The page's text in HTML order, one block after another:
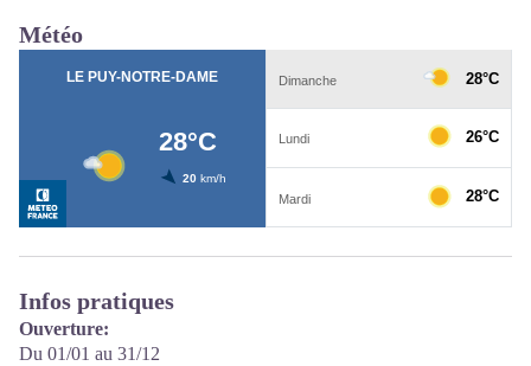
Météo
Infos pratiques
Ouverture:
Du 01/01 au 31/12